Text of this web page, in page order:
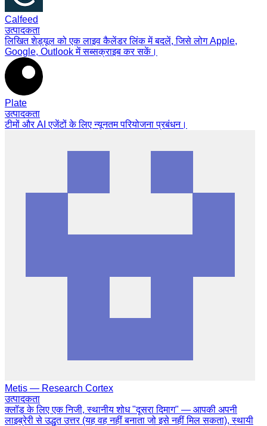
Calfeed
उत्पादकता
लिखित शेड्यूल को एक लाइव कैलेंडर लिंक में बदलें, जिसे लोग Apple,
Google, Outlook में सब्सक्राइब कर सकें।
Plate
उत्पादकता
टीमों और AI एजेंटों के लिए न्यूनतम परियोजना प्रबंधन।
Metis — Research Cortex
उत्पादकता
क्लॉड के लिए एक निजी, स्थानीय शोध "दूसरा दिमाग" — आपकी अपनी
लाइब्रेरी से उद्धृत उत्तर (यह वह नहीं बनाता जो इसे नहीं मिल सकता), स्थायी